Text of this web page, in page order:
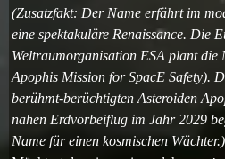
(Zusatzfakt: Der Name erfährt im
eine spektakuläre Renaissance. Die
Weltraumorganisation ESA plant die
Apophis Mission for SpacE Safety).
berühmt-berüchtigten Asteroiden
nahen Erdvorbeiflug im Jahr 2029
Name für einen kosmischen Wächter.)